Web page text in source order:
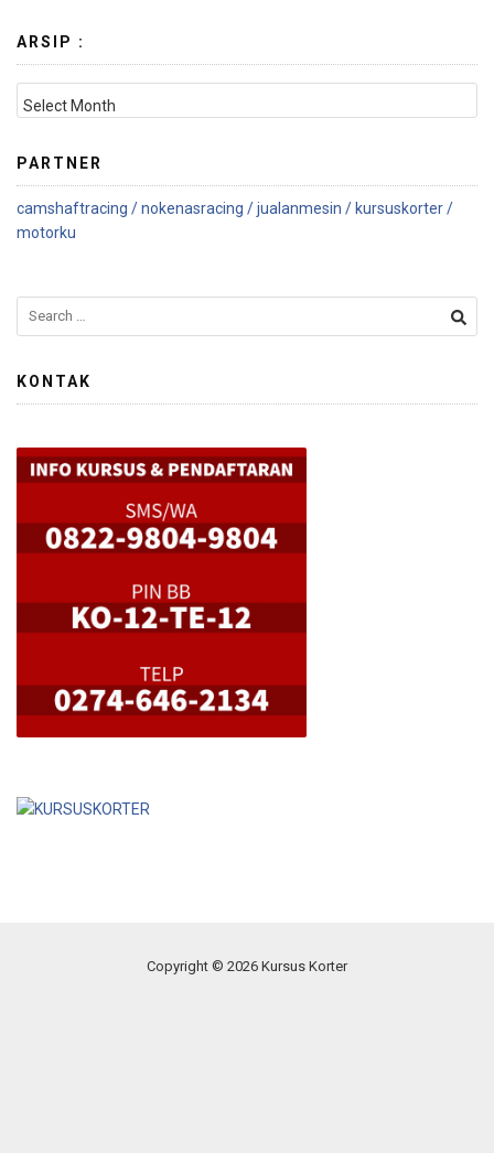
ARSIP :
PARTNER
camshaftracing /nokenasracing /jualanmesin / kursuskorter /
motorku
KONTAK
Copyright © 2026 Kursus Korter